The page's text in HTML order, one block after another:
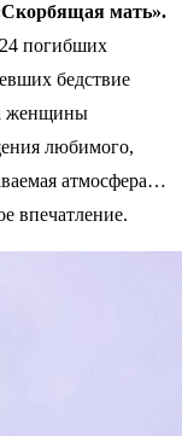
мать».
погибших
бедствие
женщины
любимого,
атмосфера…
впечатление.